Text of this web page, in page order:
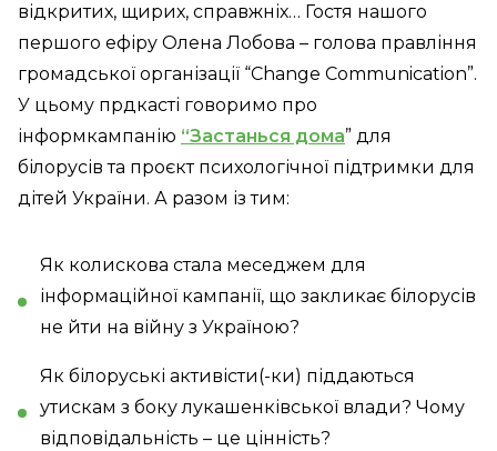
відкритих, щирих, справжніх… Гостя нашого
першого ефіру Олена Лобова – голова правління
громадської організації “Change Communication”.
У цьому прдкасті говоримо про
інформкампанію “Застанься дома” для
білорусів та проєкт психологічної підтримки для
дітей України. А разом із тим:
Як колискова стала меседжем для
інформаційної кампанії, що закликає білорусів
не йти на війну з Україною?
Як білоруські активісти(-ки) піддаються
утискам з боку лукашенківської влади? Чому
відповідальність – це цінність?